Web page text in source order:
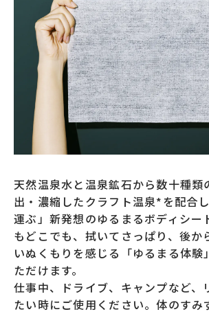
天然温泉水と温泉鉱石から数十種類
出・濃縮したクラフト温泉*を配合
運ぶ」新発想のゆるまるボディシー
もどこでも、拭いてさっぱり、後か
いぬくもりを感じる「ゆるまる体験
ただけます。
仕事中、ドライブ、キャンプなど、
たい時にご使用ください。体のすみ